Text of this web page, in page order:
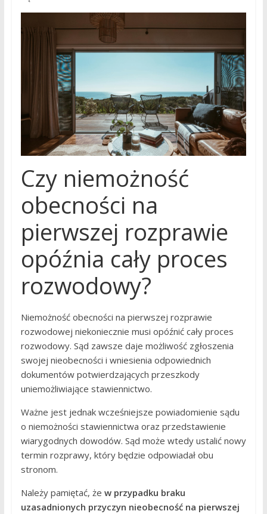
Czy niemożność
obecności na
pierwszej rozprawie
opóźnia cały proces
rozwodowy?
Niemożność obecności na pierwszej rozprawie
rozwodowej niekoniecznie musi opóźnić cały proces
rozwodowy. Sąd zawsze daje możliwość zgłoszenia
swojej nieobecności i wniesienia odpowiednich
dokumentów potwierdzających przeszkody
uniemożliwiające stawiennictwo.
Ważne jest jednak wcześniejsze powiadomienie sądu
o niemożności stawiennictwa oraz przedstawienie
wiarygodnych dowodów. Sąd może wtedy ustalić nowy
termin rozprawy, który będzie odpowiadał obu
stronom.
Należy pamiętać, że w przypadku braku
uzasadnionych przyczyn nieobecność na pierwszej